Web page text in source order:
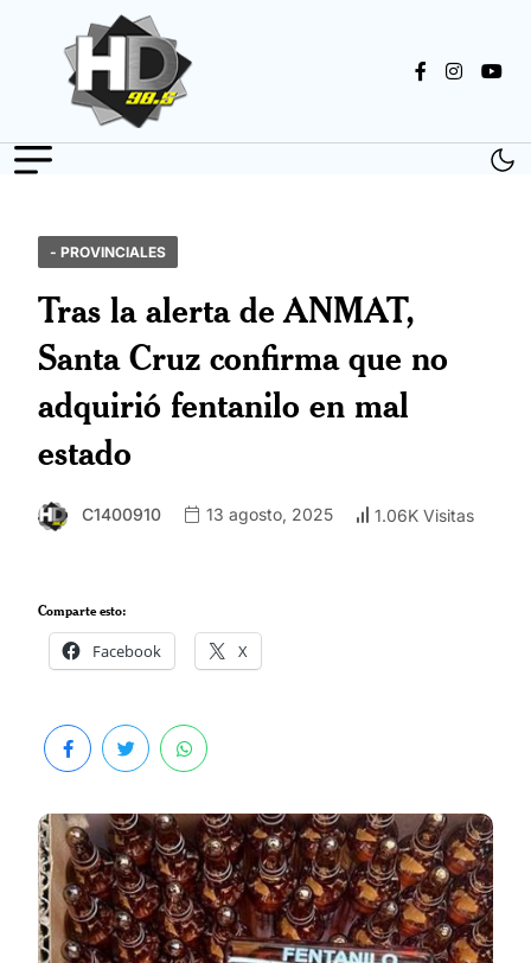
- PROVINCIALES
Tras la alerta de ANMAT,
Santa Cruz confirma que no
adquirió fentanilo en mal
estado
C1400910 13 agosto, 2025 1.06K Visitas
Comparte esto:
Facebook X